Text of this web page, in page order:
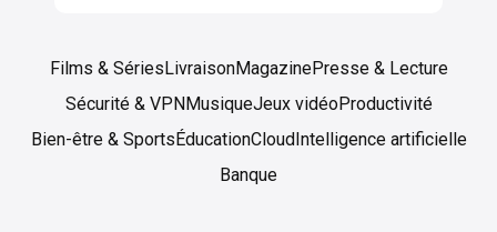
Films & Séries LivraisonMagazinePresse & Lecture
Sécurité & VPN MusiqueJeux vidéoProductivité
Bien-être & Sports ÉducationCloud Intelligence artificielle
Banque